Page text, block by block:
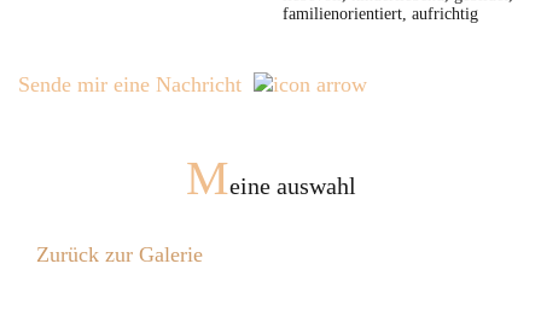
familienorientiert, aufrichtig
Sende mir eine Nachricht
Meine auswahl
Zurück zur Galerie